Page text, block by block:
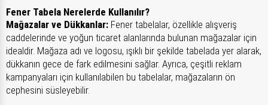
Fener Tabela Nerelerde Kullanılır?
Mağazalar ve Dükkanlar: Fener tabelalar, özellikle alışveriş
caddelerinde ve yoğun ticaret alanlarında bulunan mağazalar için
idealdir. Mağaza adı ve logosu, ışıklı bir şekilde tabelada yer alarak,
dükkanın gece de fark edilmesini sağlar. Ayrıca, çeşitli reklam
kampanyaları için kullanılabilen bu tabelalar, mağazaların ön
cephesini süsleyebilir.